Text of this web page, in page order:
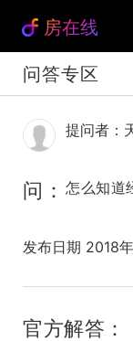
房在线
问答专区
提问者：
问： 怎么知道
发布日期 2018
官方解答：